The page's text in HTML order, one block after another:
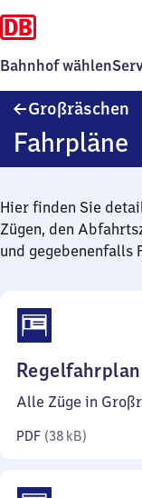
Bahnhof wählen
Großräschen
Fahrpläne
Hier finden Sie
Zügen, den
und gegebenenfalls
Regelfahrplan
Alle Züge in
PDF (38 kB)